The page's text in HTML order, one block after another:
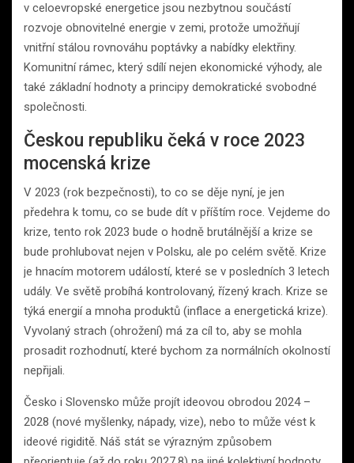
v celoevropské energetice jsou nezbytnou součástí
rozvoje obnovitelné energie v zemi, protože umožňují
vnitřní stálou rovnováhu poptávky a nabídky elektřiny.
Komunitní rámec, který sdílí nejen ekonomické výhody, ale
také základní hodnoty a principy demokratické svobodné
společnosti.
Českou republiku čeká v roce 2023
mocenská krize
V 2023 (rok bezpečnosti), to co se děje nyní, je jen
předehra k tomu, co se bude dít v příštím roce. Vejdeme do
krize, tento rok 2023 bude o hodně brutálnější a krize se
bude prohlubovat nejen v Polsku, ale po celém světě. Krize
je hnacím motorem událostí, které se v posledních 3 letech
udály. Ve světě probíhá kontrolovaný, řízený krach. Krize se
týká energií a mnoha produktů (inflace a energetická krize).
Vyvolaný strach (ohrožení) má za cíl to, aby se mohla
prosadit rozhodnutí, které bychom za normálních okolností
nepřijali.
Česko i Slovensko může projít ideovou obrodou 2024 –
2028 (nové myšlenky, nápady, vize), nebo to může vést k
ideové rigiditě. Náš stát se výrazným způsobem